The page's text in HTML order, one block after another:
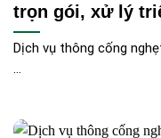
trọn gói, xử lý
Dịch vụ thông cống
...